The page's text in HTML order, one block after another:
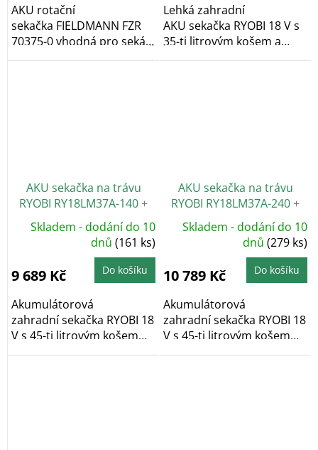
AKU rotační
sekačka FIELDMANN FZR
70375-0 vhodná pro sekání
ploch do 500 m2. Záběr...
Lehká zahradní
AKU sekačka RYOBI 18 V s
35-ti litrovým košem a
šířkou...
AKU sekačka na trávu
RYOBI RY18LM37A-140+
Nabroušení nože zdarma
Skladem - dodání do 10
dnů (161 ks)
9 689 Kč Do košíku
Akumulátorová
zahradní sekačka RYOBI 18
V s 45-ti litrovým košem
a...
AKU sekačka na trávu
RYOBI RY18LM37A-240+
Nabroušení nože zdarma
Skladem - dodání do 10
dnů (279 ks)
10 789 Kč Do košíku
Akumulátorová
zahradní sekačka RYOBI 18
V s 45-ti litrovým košem
a...